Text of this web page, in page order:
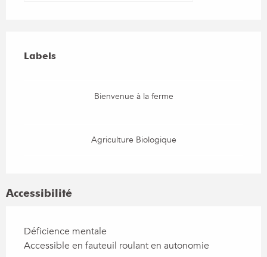
Labels
Labels
Bienvenue à la ferme
Agriculture Biologique
Accessibilité
Déficience mentale
Accessible en fauteuil roulant en autonomie